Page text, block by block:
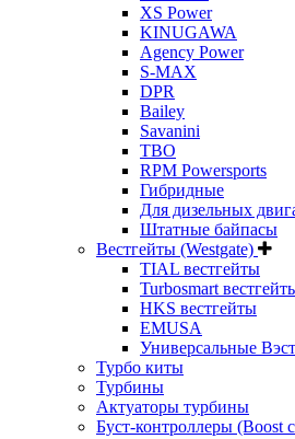
XS Power
KINUGAWA
Agency Power
S-MAX
DPR
Bailey
Savanini
TBO
RPM Powersports
Гибридные
Для дизельных
Штатные байпасы
Вестгейты (Westgate)
TIAL вестгейты
Turbosmart
HKS вестгейты
EMUSA
Универсальные
Турбо киты
Турбины
Актуаторы турбины
Буст-контроллеры (Boost